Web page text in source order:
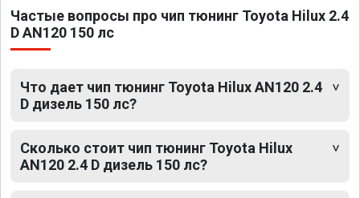
Частые вопросы про чип тюнинг Toyota Hilux 2.4
D AN120 150 лс
Что дает чип тюнинг Toyota Hilux AN120 2.4
D дизель 150 лс?
Сколько стоит чип тюнинг Toyota Hilux
AN120 2.4 D дизель 150 лс?